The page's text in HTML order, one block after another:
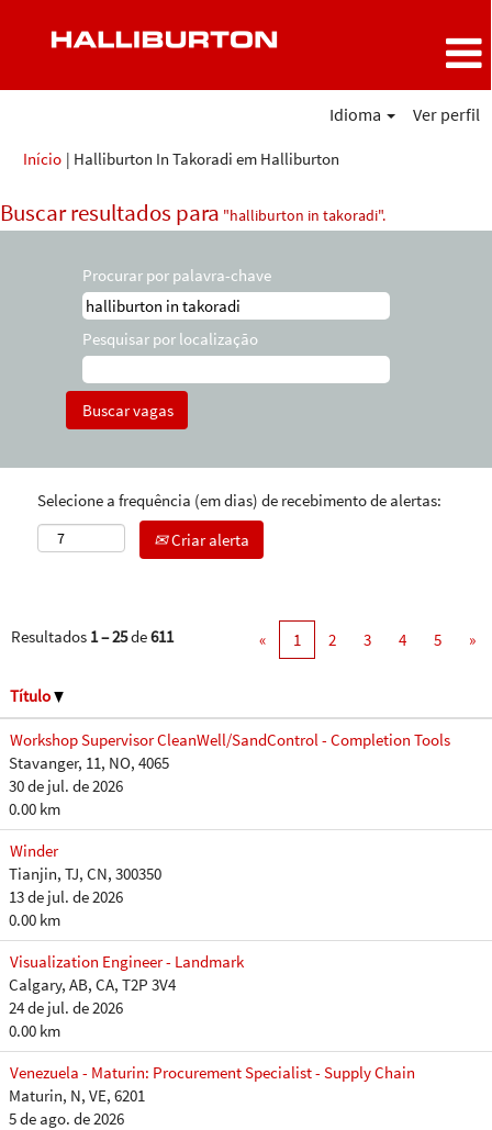
Idioma Ver perfil
Início | Halliburton In Takoradi em Halliburton
Buscar resultados para "halliburton in takoradi".
Procurar por palavra-chave
Pesquisar por localização
Selecione a frequência (em dias) de recebimento de alertas:
Criar alerta
Resultados 1 – 25de611 « 1 2 3 4 5 »
Título
Workshop Supervisor CleanWell/SandControl - Completion Tools
Stavanger, 11, NO, 4065
30 de jul. de 2026
0.00 km
Winder
Tianjin, TJ, CN, 300350
13 de jul. de 2026
0.00 km
Visualization Engineer - Landmark
Calgary, AB, CA, T2P 3V4
24 de jul. de 2026
0.00 km
Venezuela - Maturin: Procurement Specialist - Supply Chain
Maturin, N, VE, 6201
5 de ago. de 2026